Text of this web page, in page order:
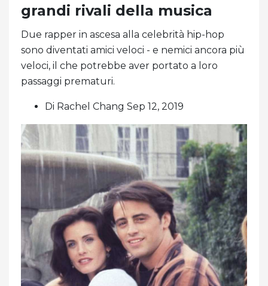
grandi rivali della musica
Due rapper in ascesa alla celebrità hip-hop
sono diventati amici veloci - e nemici ancora più
veloci, il che potrebbe aver portato a loro
passaggi prematuri.
Di Rachel Chang Sep 12, 2019